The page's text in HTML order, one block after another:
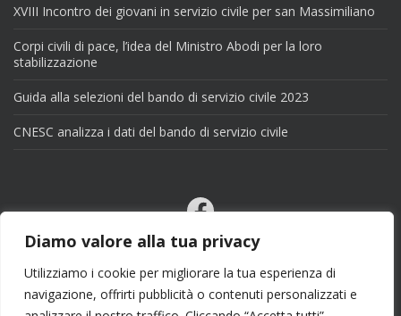
Diamo valore alla tua privacy
Utilizziamo i cookie per migliorare la tua esperienza di
navigazione, offrirti pubblicità o contenuti personalizzati e
XVIII Incontro dei giovani in servizio civile per san Massimiliano
Corpi civili di pace, l’idea del Ministro Abodi per la loro
stabilizzazione
Guida alla selezioni del bando di servizio civile 2023
CNESC analizza i dati del bando di servizio civile
Facebook
Email
X